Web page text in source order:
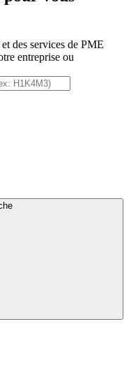
des services de PME
entreprise ou